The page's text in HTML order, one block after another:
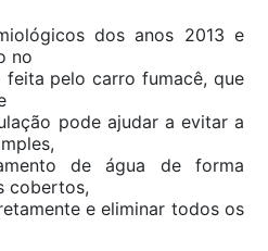
dos anos 2013 e
no
feita pelo carro fumacê, que
pode ajudar a evitar a
de água de forma
cobertos,
e eliminar todos os